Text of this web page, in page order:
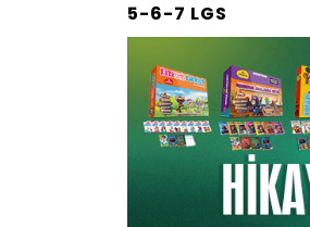
5-6-7 LGS